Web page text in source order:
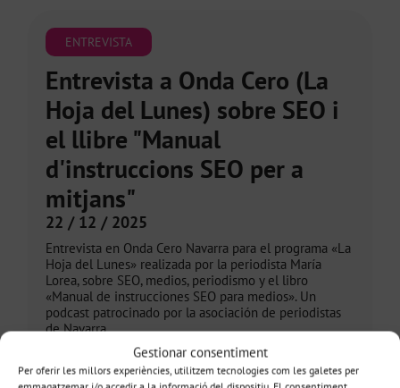
Gestionar consentiment
Per oferir les millors experiències, utilitzem tecnologies com les galetes per
ENTREVISTA
Entrevista a Onda Cero (La
Hoja del Lunes) sobre SEO i
el llibre "Manual
d'instruccions SEO per a
mitjans"
22 / 12 / 2025
Entrevista en Onda Cero Navarra para el programa «La
Hoja del Lunes» realizada por la periodista María
Lorea, sobre SEO, medios, periodismo y el libro
«Manual de instrucciones SEO para medios». Un
podcast patrocinado por la asociación de periodistas
de Navarra.
Veure més